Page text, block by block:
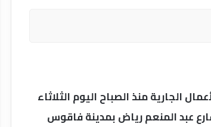
الجارية منذ الصباح اليوم الثلاثاء
شارع عبد المنعم رياض بمدينة فاقوس